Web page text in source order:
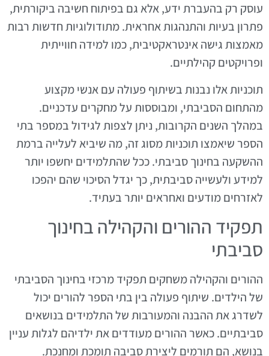
עוסק רק בהעברת ידע, אלא גם בפיתוח חשיבה ביקורתית,
פתרון בעיות והתנהגות אחראית. מתודולוגיות חדשות רבות
מאמצות גישה אינטראקטיבית, כמו למידה חווייתית
ופרויקטים קהילתיים.
תוכניות אלו נבנות בשיתוף פעולה עם אנשי מקצוע
מהתחום הסביבתי, ומבוססות על מחקרים עדכניים.
במהלך השנים הקרובות, ניתן לצפות לגידול במספר בתי
הספר שיאמצו תוכניות מסוג זה, מה שיביא לעלייה ברמת
ההשקעה בחינוך סביבתי. ככל שהתלמידים יחשפו יותר
למידע ולעשייה סביבתית, כך יגדל הסיכוי שהם יהפכו
לאזרחים מודעים ואחראים יותר בעתיד.
תפקיד ההורים והקהילה בחינוך
סביבתי
ההורים והקהילה משחקים תפקיד מרכזי בחינוך הסביבתי
של הילדים. שיתוף פעולה בין בתי הספר להורים יכול
לשדרג את ההבנה והמעורבות של התלמידים בנושאים
סביבתיים. כאשר ההורים מעודדים את ילדיהם לגלות עניין
בנושא, הם תורמים ליצירת סביבה תומכת ומחנכת.